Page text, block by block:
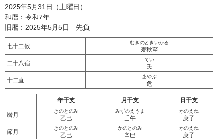
2025年5月31日（土曜日）
和暦：令和7年
旧暦：2025年5月5日 先負
七十二候
むぎのときいかる
麦秋至
二十八宿
てい
氐
十二直
あやぶ
危
年干支 月干支 日干支
暦月
きのとのみ
乙巳
みずのえうま
壬午
かのえね
庚子
節月
きのとのみ
乙巳
かのとのみ
辛巳
かのえね
庚子